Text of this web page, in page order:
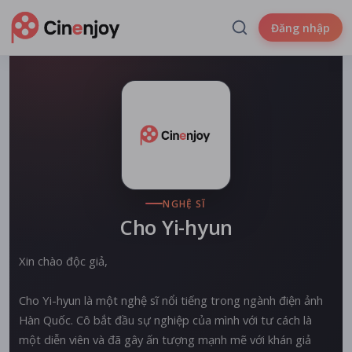
Đăng nhập
NGHỆ SĨ
Cho Yi-hyun
Xin chào độc giả,
Cho Yi-hyun là một nghệ sĩ nổi tiếng trong ngành điện ảnh
Hàn Quốc. Cô bắt đầu sự nghiệp của mình với tư cách là
một diễn viên và đã gây ấn tượng mạnh mẽ với khán giả